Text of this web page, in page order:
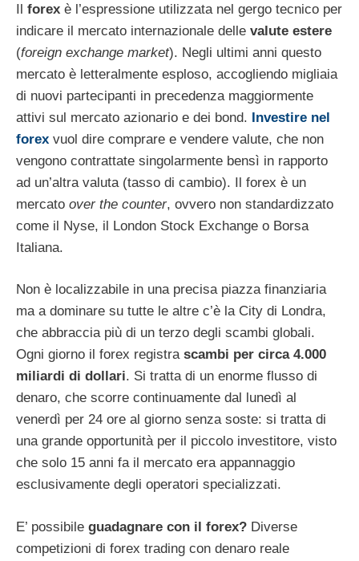
Il forex è l’espressione utilizzata nel gergo tecnico per
indicare il mercato internazionale delle valute estere
(foreign exchange market). Negli ultimi anni questo
mercato è letteralmente esploso, accogliendo migliaia
di nuovi partecipanti in precedenza maggiormente
attivi sul mercato azionario e dei bond. Investire nel
forex vuol dire comprare e vendere valute, che non
vengono contrattate singolarmente bensì in rapporto
ad un’altra valuta (tasso di cambio). Il forex è un
mercato over the counter, ovvero non standardizzato
come il Nyse, il London Stock Exchange o Borsa
Italiana.
Non è localizzabile in una precisa piazza finanziaria
ma a dominare su tutte le altre c’è la City di Londra,
che abbraccia più di un terzo degli scambi globali.
Ogni giorno il forex registra scambi per circa 4.000
miliardi di dollari. Si tratta di un enorme flusso di
denaro, che scorre continuamente dal lunedì al
venerdì per 24 ore al giorno senza soste: si tratta di
una grande opportunità per il piccolo investitore, visto
che solo 15 anni fa il mercato era appannaggio
esclusivamente degli operatori specializzati.
E’ possibile guadagnare con il forex? Diverse
competizioni di forex trading con denaro reale